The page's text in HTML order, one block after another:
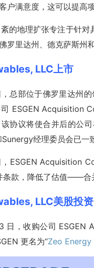
户满意度，这可以提高
的地理扩张专注于针
罗里达州、德克萨斯州
LLC上市
总部位于佛罗里达州
ESGEN Acquisition
协议将使合并后的公
经理委员会已一
ESGEN Acquisition
款，降低了估值——合
LLC美股投资
日，收购公司 ESGEN
更名为“Zeo Energy